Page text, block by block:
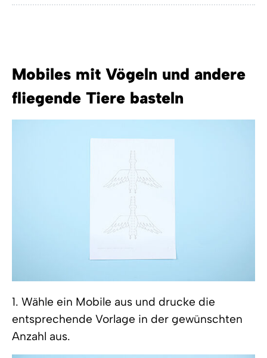
Mobiles mit Vögeln und andere
fliegende Tiere basteln
1. Wähle ein Mobile aus und drucke die
entsprechende Vorlage in der gewünschten
Anzahl aus.